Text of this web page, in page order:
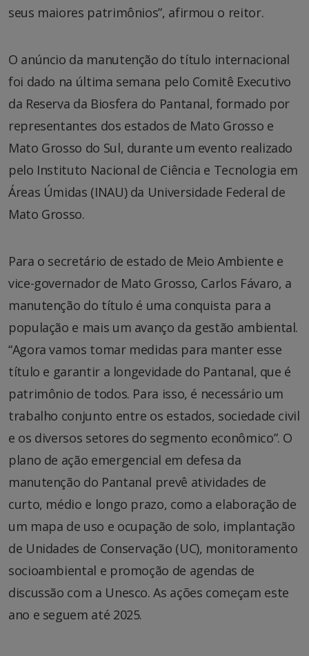
seus maiores patrimônios”, afirmou o reitor.
O anúncio da manutenção do título internacional
foi dado na última semana pelo Comitê Executivo
da Reserva da Biosfera do Pantanal, formado por
representantes dos estados de Mato Grosso e
Mato Grosso do Sul, durante um evento realizado
pelo Instituto Nacional de Ciência e Tecnologia em
Áreas Úmidas (INAU) da Universidade Federal de
Mato Grosso.
Para o secretário de estado de Meio Ambiente e
vice-governador de Mato Grosso, Carlos Fávaro, a
manutenção do título é uma conquista para a
população e mais um avanço da gestão ambiental.
“Agora vamos tomar medidas para manter esse
título e garantir a longevidade do Pantanal, que é
patrimônio de todos. Para isso, é necessário um
trabalho conjunto entre os estados, sociedade civil
e os diversos setores do segmento econômico”. O
plano de ação emergencial em defesa da
manutenção do Pantanal prevê atividades de
curto, médio e longo prazo, como a elaboração de
um mapa de uso e ocupação de solo, implantação
de Unidades de Conservação (UC), monitoramento
socioambiental e promoção de agendas de
discussão com a Unesco. As ações começam este
ano e seguem até 2025.